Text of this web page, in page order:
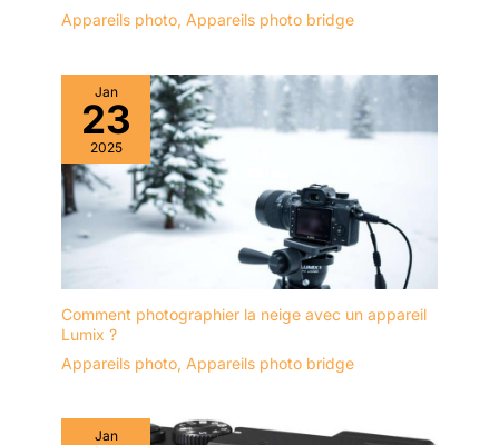
Appareils photo, Appareils photo bridge
Jan
23
2025
Comment photographier la neige avec un appareil
Lumix ?
Appareils photo, Appareils photo bridge
Jan